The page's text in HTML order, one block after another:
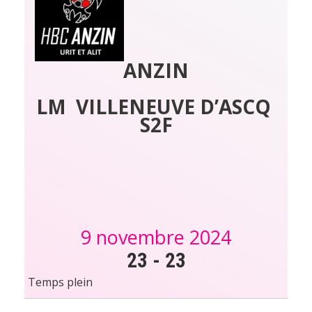
ANZIN
LM  VILLENEUVE D’ASCQ
S2F
9 novembre 2024
23 - 23
Temps plein